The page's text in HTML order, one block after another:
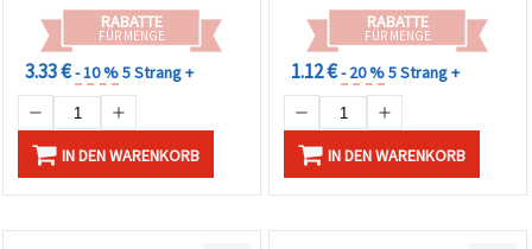
RABATTE
FÜR MENGE
3.33 €- 10 %5 Strang +
IN DEN WARENKORB
RABATTE
FÜR MENGE
1.12 €- 20 %5 Strang +
IN DEN WARENKORB